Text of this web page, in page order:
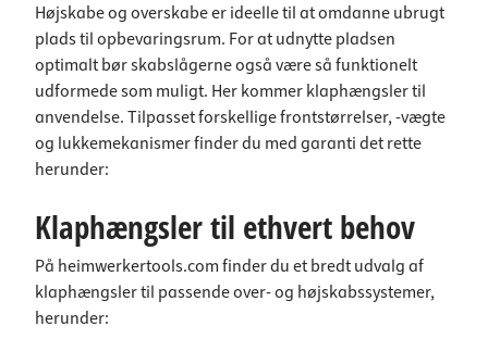
Højskabe og overskabe er ideelle til at omdanne ubrugt
plads til opbevaringsrum. For at udnytte pladsen
optimalt bør skabslågerne også være så funktionelt
udformede som muligt. Her kommer klaphængsler til
anvendelse. Tilpasset forskellige frontstørrelser, -vægte
og lukkemekanismer finder du med garanti det rette
herunder:
Klaphængsler til ethvert behov
På heimwerkertools.com finder du et bredt udvalg af
klaphængsler til passende over- og højskabssystemer,
herunder: